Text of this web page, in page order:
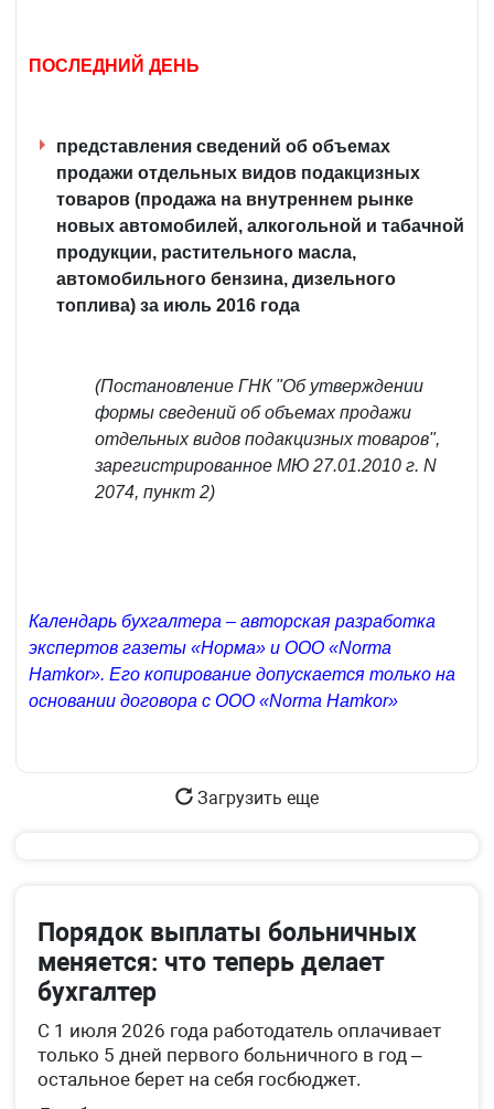
ПОСЛЕДНИЙ ДЕНЬ
представления сведений об объемах
продажи отдельных видов подакцизных
товаров (продажа на внутреннем рынке
новых автомобилей, алкогольной и табачной
продукции, растительного масла,
автомобильного бензина, дизельного
топлива) за июль 2016 года
(Постановление ГНК "Об утверждении
формы сведений об объемах продажи
отдельных видов подакцизных товаров",
зарегистрированное МЮ 27.01.2010 г. N
2074, пункт 2)
Календарь бухгалтера – авторская разработка
экспертов газеты «Норма» и ООО «Norma
Hamkor». Его копирование допускается только на
основании договора с ООО «Norma Hamkor»
Загрузить еще
Порядок выплаты больничных
меняется: что теперь делает
бухгалтер
С 1 июля 2026 года работодатель оплачивает
только 5 дней первого больничного в год –
остальное берет на себя госбюджет.